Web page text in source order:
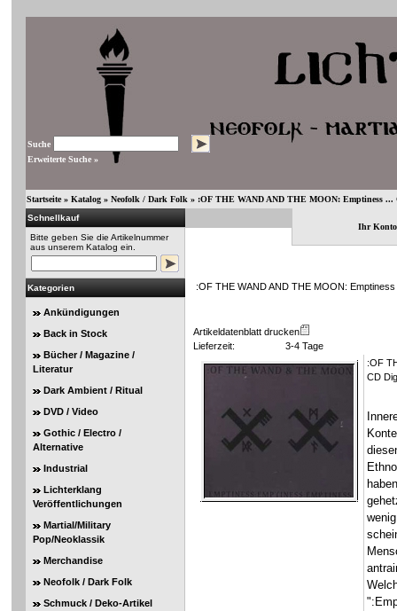
Suche
Erweiterte Suche »
Startseite» Katalog» Neofolk / Dark Folk » :OF THE WAND AND THE MOON: Emptiness ...
Schnellkauf
Bitte geben Sie die Artikelnummer
aus unserem Katalog ein.
Kategorien
Ankündigungen
Back in Stock
Bücher / Magazine /
Literatur
Dark Ambient / Ritual
DVD / Video
Gothic / Electro /
Alternative
Industrial
Lichterklang
Veröffentlichungen
Martial/Military
Pop/Neoklassik
Merchandise
Neofolk / Dark Folk
Schmuck / Deko-Artikel
Ihr Konto
:OF THE WAND AND THE MOON:
Artikeldatenblatt drucken
Lieferzeit:
3-4 Tage
:OF
CD